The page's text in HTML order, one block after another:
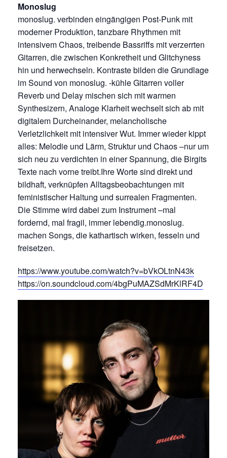
Monoslug
monoslug. verbinden eingängigen Post-Punk mit
moderner Produktion, tanzbare Rhythmen mit
intensivem Chaos, treibende Bassriffs mit verzerrten
Gitarren, die zwischen Konkretheit und Glitchyness
hin und herwechseln. Kontraste bilden die Grundlage
im Sound von monoslug. -kühle Gitarren voller
Reverb und Delay mischen sich mit warmen
Synthesizern, Analoge Klarheit wechselt sich ab mit
digitalem Durcheinander, melancholische
Verletzlichkeit mit intensiver Wut. Immer wieder kippt
alles: Melodie und Lärm, Struktur und Chaos –nur um
sich neu zu verdichten in einer Spannung, die Birgits
Texte nach vorne treibt.Ihre Worte sind direkt und
bildhaft, verknüpfen Alltagsbeobachtungen mit
feministischer Haltung und surrealen Fragmenten.
Die Stimme wird dabei zum Instrument –mal
fordernd, mal fragil, immer lebendig.monoslug.
machen Songs, die kathartisch wirken, fesseln und
freisetzen.
https://www.youtube.com/watch?v=bVkOLtnN43k
https://on.soundcloud.com/4bgPuMAZSdMrKlRF4D